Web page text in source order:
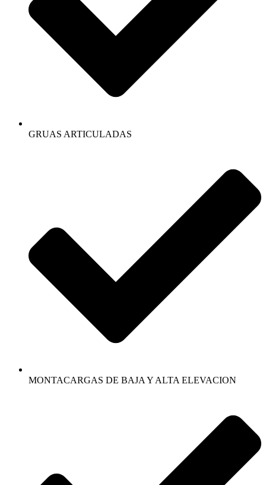
GRUAS ARTICULADAS
MONTACARGAS DE BAJA Y ALTA ELEVACION